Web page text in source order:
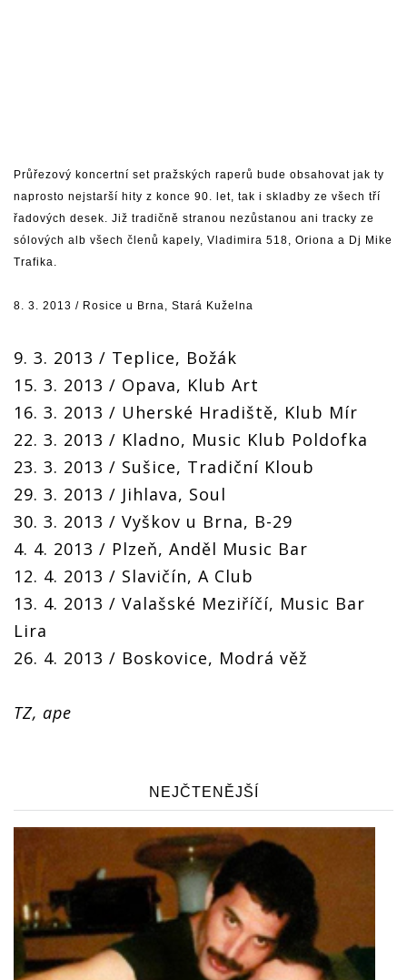
Průřezový koncertní set pražských raperů bude obsahovat jak ty
naprosto nejstarší hity z konce 90. let, tak i skladby ze všech tří
řadových desek. Již tradičně stranou nezůstanou ani tracky ze
sólových alb všech členů kapely, Vladimira 518, Oriona a Dj Mike
Trafika.
8. 3. 2013 / Rosice u Brna, Stará Kuželna
9. 3. 2013 / Teplice, Božák
15. 3. 2013 / Opava, Klub Art
16. 3. 2013 / Uherské Hradiště, Klub Mír
22. 3. 2013 / Kladno, Music Klub Poldofka
23. 3. 2013 / Sušice, Tradiční Kloub
29. 3. 2013 / Jihlava, Soul
30. 3. 2013 / Vyškov u Brna, B-29
4. 4. 2013 / Plzeň, Anděl Music Bar
12. 4. 2013 / Slavičín, A Club
13. 4. 2013 / Valašské Meziříčí, Music Bar
Lira
26. 4. 2013 / Boskovice, Modrá věž
TZ, ape
NEJČTENĚJŠÍ